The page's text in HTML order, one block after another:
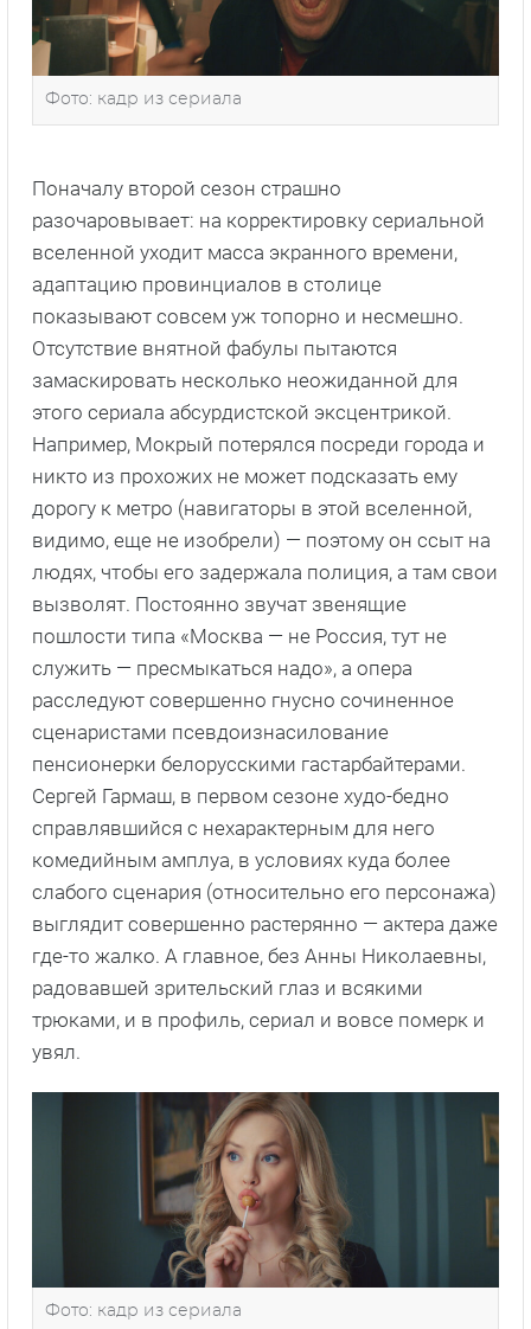
Фото: кадр из сериала
Поначалу второй сезон страшно
разочаровывает: на корректировку сериальной
вселенной уходит масса экранного времени,
адаптацию провинциалов в столице
показывают совсем уж топорно и несмешно.
Отсутствие внятной фабулы пытаются
замаскировать несколько неожиданной для
этого сериала абсурдистской эксцентрикой.
Например, Мокрый потерялся посреди города и
никто из прохожих не может подсказать ему
дорогу к метро (навигаторы в этой вселенной,
видимо, еще не изобрели) — поэтому он ссыт на
людях, чтобы его задержала полиция, а там свои
вызволят. Постоянно звучат звенящие
пошлости типа «Москва — не Россия, тут не
служить — пресмыкаться надо», а опера
расследуют совершенно гнусно сочиненное
сценаристами псевдоизнасилование
пенсионерки белорусскими гастарбайтерами.
Сергей Гармаш, в первом сезоне худо-бедно
справлявшийся с нехарактерным для него
комедийным амплуа, в условиях куда более
слабого сценария (относительно его персонажа)
выглядит совершенно растерянно — актера даже
где-то жалко. А главное, без Анны Николаевны,
радовавшей зрительский глаз и всякими
трюками, и в профиль, сериал и вовсе померк и
увял.
Фото: кадр из сериала